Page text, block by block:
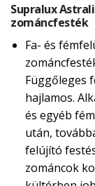
Supralux
zománcfesték
Fa- és
Függőleges
hajlamos.
és egyéb
után,
felújító
zománcok